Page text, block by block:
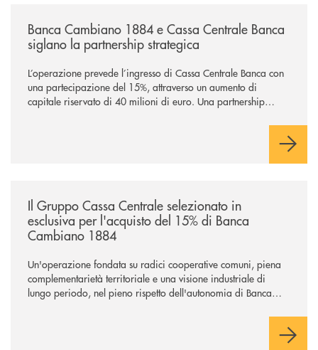
Banca Cambiano 1884 e Cassa Centrale Banca
siglano la partnership strategica
L’operazione prevede l’ingresso di Cassa Centrale Banca con
una partecipazione del 15%, attraverso un aumento di
capitale riservato di 40 milioni di euro. Una partnership
comuni e sulla prossimità ai territori, per ampliare l’offerta e
Il Gruppo Cassa Centrale selezionato in
esclusiva per l'acquisto del 15% di Banca
Cambiano 1884
Un'operazione fondata su radici cooperative comuni, piena
complementarietà territoriale e una visione industriale di
lungo periodo, nel pieno rispetto dell'autonomia di Banca
negoziazione esclusiva per la finalizzazione dell’operazione.